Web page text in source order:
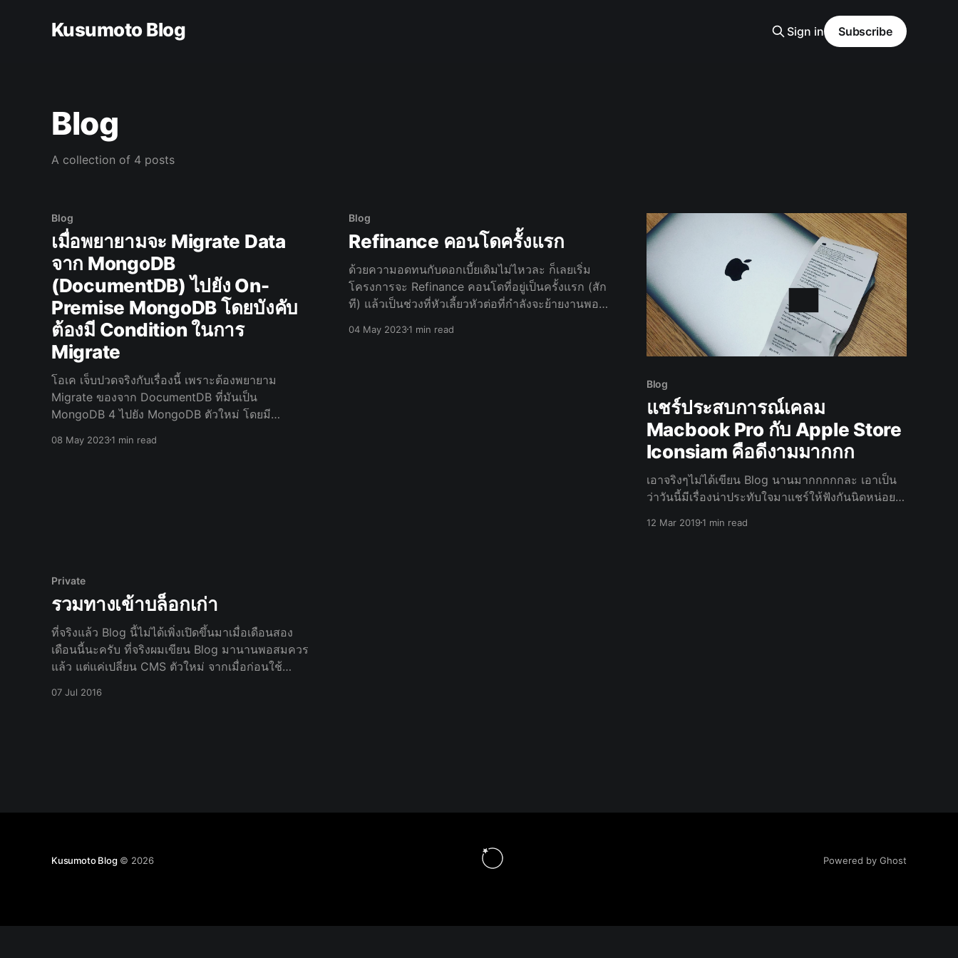
Kusumoto Blog Sign in Subscribe
Blog
A collection of 4 posts
Blog
เมื่อพยายามจะ Migrate Data
จาก MongoDB
(DocumentDB) ไปยัง On-
Premise MongoDB โดยบังคับ
ต้องมี Condition ในการ
Migrate
โอเค เจ็บปวดจริงกับเรื่องนี้ เพราะต้องพยายาม
Migrate ของจาก DocumentDB ที่มันเป็น
MongoDB 4 ไปยัง MongoDB ตัวใหม่ โดยมี
ของลูกค้าเจ้านึงเท่านั้น ห้ามเอาข้อมูลของลูกค้าเจ้า
08 May 20231 min read
Blog
Refinance คอนโดครั้งแรก
ด้วยความอดทนกับดอกเบี้ยเดิมไม่ไหวละ ก็เลยเริ่ม
โครงการจะ Refinance คอนโดที่อยู่เป็นครั้งแรก (สัก
ที) แล้วเป็นช่วงที่หัวเลี้ยวหัวต่อที่กำลังจะย้ายงานพอดี
ว่าผมทำยังไงบ้าง ขั้นตอนแรก เราต้องขวานหาข้อมูล
04 May 20231 min read
Blog
แชร์ประสบการณ์เคลม
Macbook Pro กับ Apple Store
Iconsiam คือดีงามมากกก
เอาจริงๆไม่ได้เขียน Blog นานมากกกกกละ เอาเป็น
ว่าวันนี้มีเรื่องน่าประทับใจมาแชร์ให้ฟังกันนิดหน่อย
ประมาณ 1 ปีกว่าๆ มีอาการจอเป็นรอยคีย์บอร์ด +
12 Mar 20191 min read
Private
รวมทางเข้าบล็อกเก่า
ที่จริงแล้ว Blog นี้ไม่ได้เพิ่งเปิดขึ้นมาเมื่อเดือนสอง
เดือนนี้นะครับ ที่จริงผมเขียน Blog มานานพอสมควร
แล้ว แต่แค่เปลี่ยน CMS ตัวใหม่ จากเมื่อก่อนใช้
แทน Wordpress ไปเป็นที่เรียบร้อยแล้
07 Jul 2016
Kusumoto Blog© 2026 Powered by Ghost